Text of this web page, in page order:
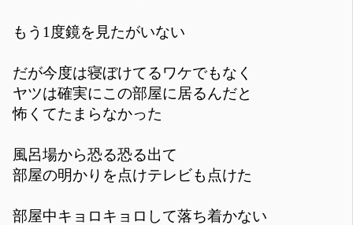
もう1度鏡を見たがいない
だが今度は寝ぼけてるワケでもなく
ヤツは確実にこの部屋に居るんだと
怖くてたまらなかった
風呂場から恐る恐る出て
部屋の明かりを点けテレビも点けた
部屋中キョロキョロして落ち着かない